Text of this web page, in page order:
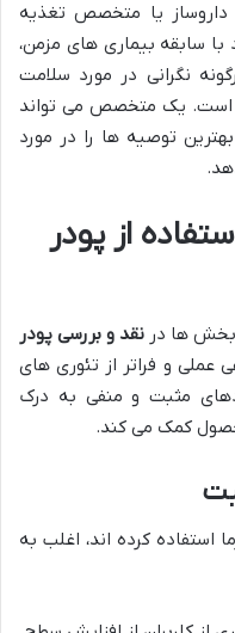
داروساز یا متخصص تغذیه
با سابقه بیماری های مزمن،
نگرانی در مورد سلامت
است. یک متخصص می تواند
توصیه ها را در مورد
از پودر
بخش ها در نقد و بررسی پودر
عملی و فراتر از تئوری های
مثبت و منفی به درک
کمک می کند.
استفاده کرده اند، اغلب به